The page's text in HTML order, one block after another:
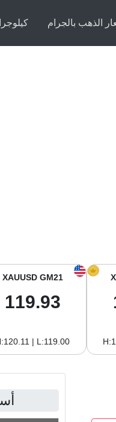
الذهب بالجرام
XAUUSD GM21
119.93
| L:119.00